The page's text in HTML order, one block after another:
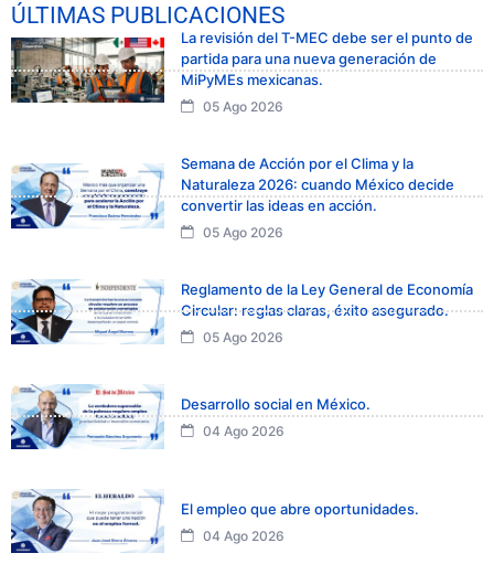
ÚLTIMAS PUBLICACIONES
La revisión del T-MEC debe ser el punto de
partida para una nueva generación de
MiPyMEs mexicanas.
05 Ago 2026
Semana de Acción por el Clima y la
Naturaleza 2026: cuando México decide
convertir las ideas en acción.
05 Ago 2026
Reglamento de la Ley General de Economía
Circular: reglas claras, éxito asegurado.
05 Ago 2026
Desarrollo social en México.
04 Ago 2026
El empleo que abre oportunidades.
04 Ago 2026